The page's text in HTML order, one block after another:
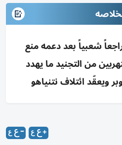
شعبياً بعد دعمه منع
من التجنيد ما يهدد
ويعقّد ائتلاف نتنياهو